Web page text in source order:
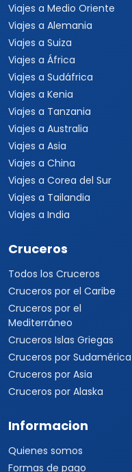
Viajes a Medio Oriente
Viajes a Alemania
Viajes a Suiza
Viajes a África
Viajes a Sudáfrica
Viajes a Kenia
Viajes a Tanzania
Viajes a Australia
Viajes a Asia
Viajes a China
Viajes a Corea del Sur
Viajes a Tailandia
Viajes a India
Cruceros
Todos los Cruceros
Cruceros por el Caribe
Cruceros por el
Mediterráneo
Cruceros Islas Griegas
Cruceros por Sudamérica
Cruceros por Asia
Cruceros por Alaska
Informacion
Quienes somos
Formas de pago